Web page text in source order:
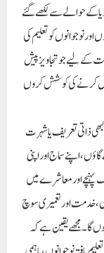
کے حوالے سے لکھے گئے
نوجوانوں کو تعلیم کی
کے لیے جو تجاویز پیش
عمل کرنے کی کوشش کروں
ذاتی تعریف یا شہرت
اپنے سماج اور اپنی
پہنچے اور معاشرے میں
خدمت اور تعمیری سوچ
گا۔ مجھے یقین ہے کہ